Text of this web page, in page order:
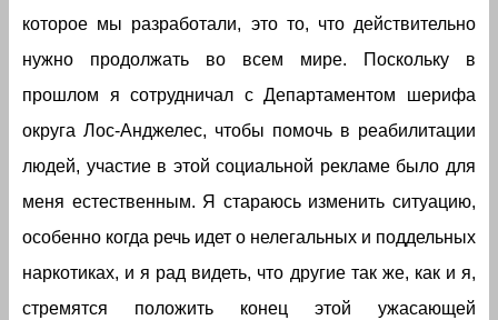
которое мы разработали, это то, что действительно
нужно продолжать во всем мире. Поскольку в
прошлом я сотрудничал с Департаментом шерифа
округа Лос-Анджелес, чтобы помочь в реабилитации
людей, участие в этой социальной рекламе было для
меня естественным. Я стараюсь изменить ситуацию,
особенно когда речь идет о нелегальных и поддельных
наркотиках, и я рад видеть, что другие так же, как и я,
стремятся положить конец этой ужасающей